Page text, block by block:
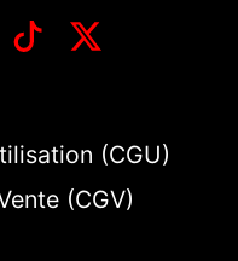
(CGU)
(CGV)